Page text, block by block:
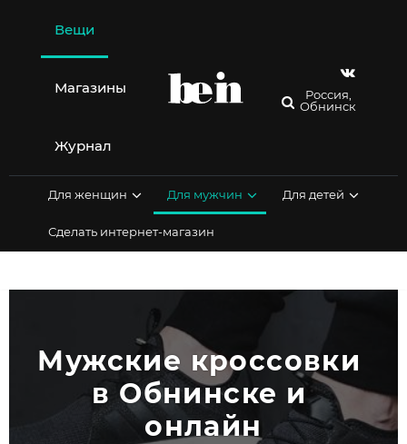
содержимому
Вещи
Магазины
Журнал
Россия,
Обнинск
Для женщин Для мужчин Для детей
Сделать интернет-магазин
Мужские кроссовки
в Обнинске и
онлайн